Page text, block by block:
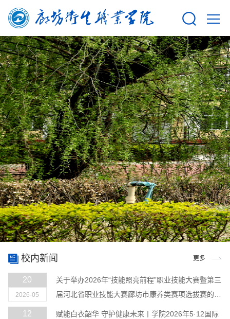
校内新闻 更多
20
2026-05
关于举办2026年“技能照亮前程”职业技能大赛暨第三
届河北省职业技能大赛廊坊市康养类赛项选拔赛的通
知
12
赋能白衣韶华 守护健康未来丨学院2026年5·12国际